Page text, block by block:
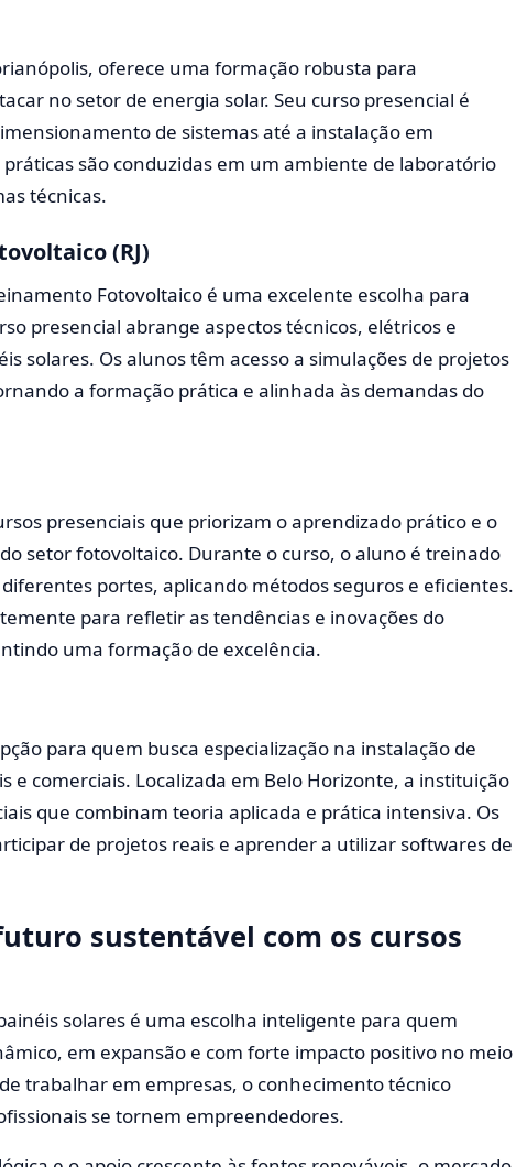
oferece uma formação robusta para
no setor de energia solar. Seu curso presencial é
de sistemas até a instalação em
são conduzidas em um ambiente de laboratório
técnicas.
(RJ)
Fotovoltaico é uma excelente escolha para
presencial abrange aspectos técnicos, elétricos e
solares. Os alunos têm acesso a simulações de projetos
a formação prática e alinhada às demandas do
presenciais que priorizam o aprendizado prático e o
setor fotovoltaico. Durante o curso, o aluno é treinado
portes, aplicando métodos seguros e eficientes.
para refletir as tendências e inovações do
uma formação de excelência.
para quem busca especialização na instalação de
e comerciais. Localizada em Belo Horizonte, a instituição
que combinam teoria aplicada e prática intensiva. Os
de projetos reais e aprender a utilizar softwares de
sustentável com os cursos
solares é uma escolha inteligente para quem
em expansão e com forte impacto positivo no meio
trabalhar em empresas, o conhecimento técnico
se tornem empreendedores.